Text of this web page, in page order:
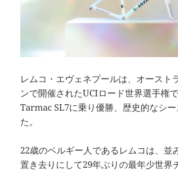
レムコ・エヴェネプールは、オースト
ンで開催されたUCIロード世界選手権
Tarmac SL7に乗り優勝、歴史的なシ
た。
22歳のベルギー人であるレムコは、並
置き去りにして29年ぶりの最年少世界